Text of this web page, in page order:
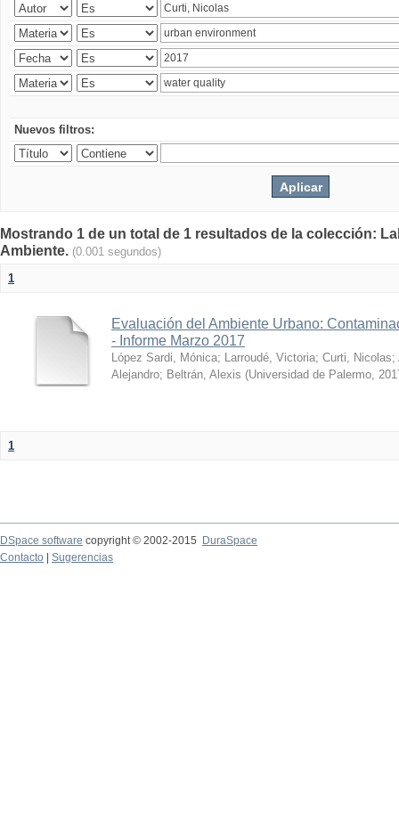
Nuevos filtros:
Mostrando 1 de un total de 1 resultados de la colección:
Ambiente. (0.001 segundos)
1
Evaluación del Ambiente Urbano:
- Informe Marzo 2017
López Sardi, Mónica; Larroudé, Victoria; Curti, Nicolas;
Alejandro; Beltrán, Alexis (Universidad de Palermo,
1
DSpace software copyright © 2002-2015
DuraSpace
Contacto
Sugerencias